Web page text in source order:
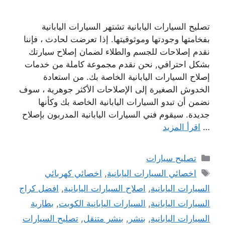
تصليح السيارات اليابانية تشتهر السيارات اليابانية
بفخامتها وجودتها وموثوقيتها. إذا تعرضت لحادث ، فإننا
نقدم إصلاحات للجسم والطلاء لضمان إصلاح سيارتك
بشكل احترافي, نحن نقدم مجموعة كاملة من خدمات
إصلاح السيارات اليابانية الخاصة بك. من استعادة
الخدوش الصغيرة إلى الإصلاحات الأكثر جوهرية ، سوف
نضمن أن تبدو السيارات اليابانية الخاصة بك وكأنها
جديدة. سيقوم فني السيارات اليابانية المدربون بإصلاح
… اقرأ المزيد
التصنيفات
تصليح سيارات
الوسوم
اخصائي السيارات اليابانية, اخصائي كهربائي
السيارات اليابانية, اصلاح السيارات اليابانية, افضل كراج
السيارات اليابانية, السيارات اليابانية الكويت, بطارية
السيارات اليابانية, بنشر , بنشر متنقل, تصليح السيارات